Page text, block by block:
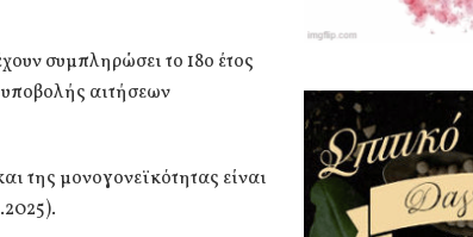
συμπληρώσει το 18ο έτος
αιτήσεων
της μονογονεϊκότητας είναι